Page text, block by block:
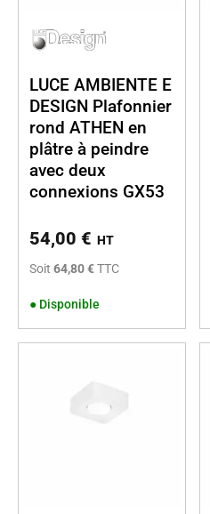
LUCE AMBIENTE E
DESIGN Plafonnier
rond ATHEN en
plâtre à peindre
avec deux
connexions GX53
54,00 € HT
Soit 64,80 €TTC
● Disponible